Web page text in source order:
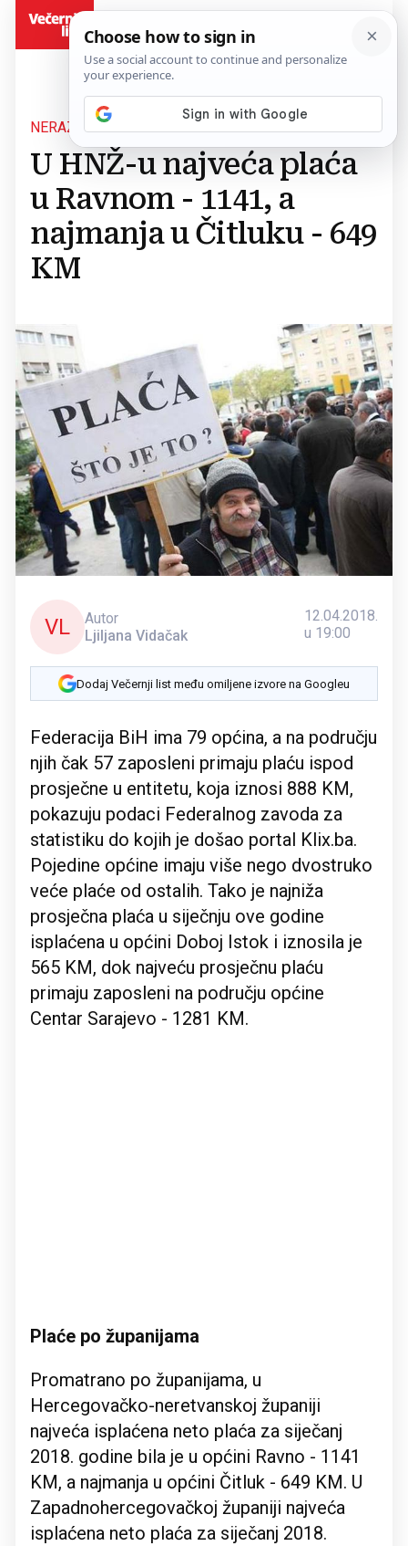
NERAZMJER U PRIMANJIMA
U HNŽ-u najveća plaća
u Ravnom - 1141, a
najmanja u Čitluku - 649
KM
VL
Autor
Ljiljana Vidačak
12.04.2018.
u 19:00
Dodaj Večernji list među omiljene izvore na Googleu
Federacija BiH ima 79 općina, a na području
njih čak 57 zaposleni primaju plaću ispod
prosječne u entitetu, koja iznosi 888 KM,
pokazuju podaci Federalnog zavoda za
statistiku do kojih je došao portal Klix.ba.
Pojedine općine imaju više nego dvostruko
veće plaće od ostalih. Tako je najniža
prosječna plaća u siječnju ove godine
isplaćena u općini Doboj Istok i iznosila je
565 KM, dok najveću prosječnu plaću
primaju zaposleni na području općine
Centar Sarajevo - 1281 KM.
Plaće po županijama
Promatrano po županijama, u
Hercegovačko-neretvanskoj županiji
najveća isplaćena neto plaća za siječanj
2018. godine bila je u općini Ravno - 1141
KM, a najmanja u općini Čitluk - 649 KM. U
Zapadnohercegovačkoj županiji najveća
isplaćena neto plaća za siječanj 2018.